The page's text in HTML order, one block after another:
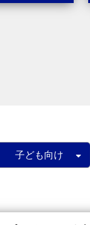
子ども向け